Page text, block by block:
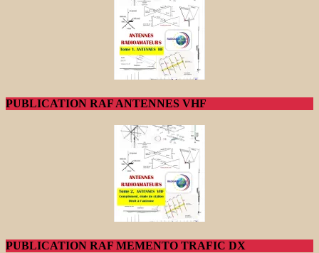
PUBLICATION RAF ANTENNES VHF
PUBLICATION RAF MEMENTO TRAFIC DX